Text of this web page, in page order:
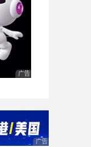
广告 商业广告，理性选择
广告 商业广告，理